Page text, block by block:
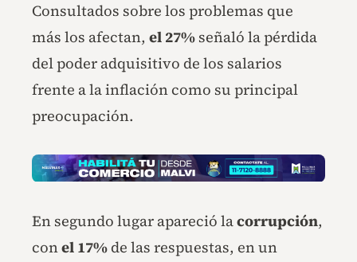
Consultados sobre los problemas que
más los afectan, el 27% señaló la pérdida
del poder adquisitivo de los salarios
frente a la inflación como su principal
preocupación.
En segundo lugar apareció lacorrupción,
conel 17% de las respuestas, en un